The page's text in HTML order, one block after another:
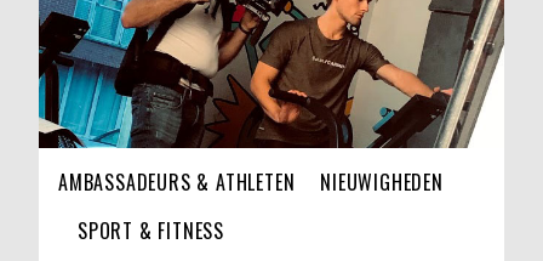
AMBASSADEURS & ATHLETEN
NIEUWIGHEDEN
SPORT & FITNESS